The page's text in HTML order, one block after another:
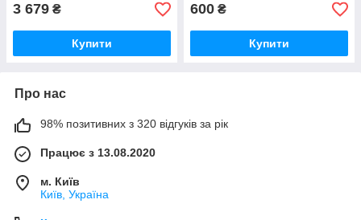
3 679 ₴
Купити
600 ₴
Купити
Про нас
98% позитивних з 320 відгуків за рік
Працює з 13.08.2020
м. Київ
Київ, Україна